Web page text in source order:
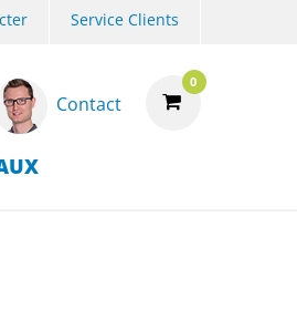
Service Clients
0
Contact